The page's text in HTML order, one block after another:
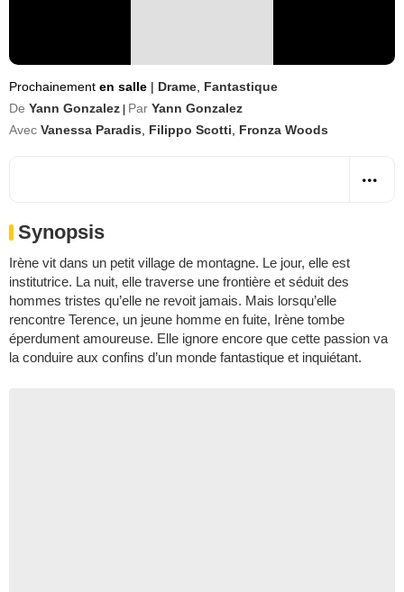
Prochainement en salle | Drame Fantastique
De Yann Gonzalez Par Yann Gonzalez
Avec Vanessa Paradis Filippo Scotti Fronza Woods
Synopsis
Irène vit dans un petit village de montagne. Le jour, elle est
institutrice. La nuit, elle traverse une frontière et séduit des
hommes tristes qu’elle ne revoit jamais. Mais lorsqu’elle
rencontre Terence, un jeune homme en fuite, Irène tombe
éperdument amoureuse. Elle ignore encore que cette passion va
la conduire aux confins d’un monde fantastique et inquiétant.